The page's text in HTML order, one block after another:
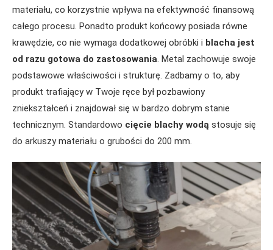
materiału, co korzystnie wpływa na efektywność finansową
całego procesu. Ponadto produkt końcowy posiada równe
krawędzie, co nie wymaga dodatkowej obróbki i blacha jest
od razu gotowa do zastosowania. Metal zachowuje swoje
podstawowe właściwości i strukturę. Zadbamy o to, aby
produkt trafiający w Twoje ręce był pozbawiony
zniekształceń i znajdował się w bardzo dobrym stanie
technicznym. Standardowo cięcie blachy wodą stosuje się
do arkuszy materiału o grubości do 200 mm.